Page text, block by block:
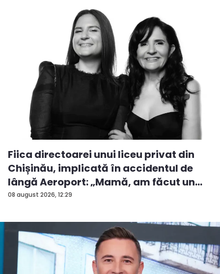
08 august 2026, 12:29
Fiica directoarei unui liceu privat din
Chișinău, implicată în accidentul de
lângă Aeroport: „Mamă, am făcut un
ac...